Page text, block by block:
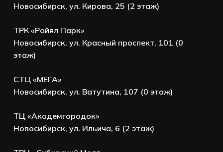
Новосибирск, ул. Кирова, 25 (2 этаж)
ТРК «Ройял Парк»
Новосибирск, ул. Красный проспект, 101 (0
этаж)
СТЦ «МЕГА»
Новосибирск, ул. Ватутина, 107 (0 этаж)
ТЦ «Академгородок»
Новосибирск, ул. Ильича, 6 (2 этаж)